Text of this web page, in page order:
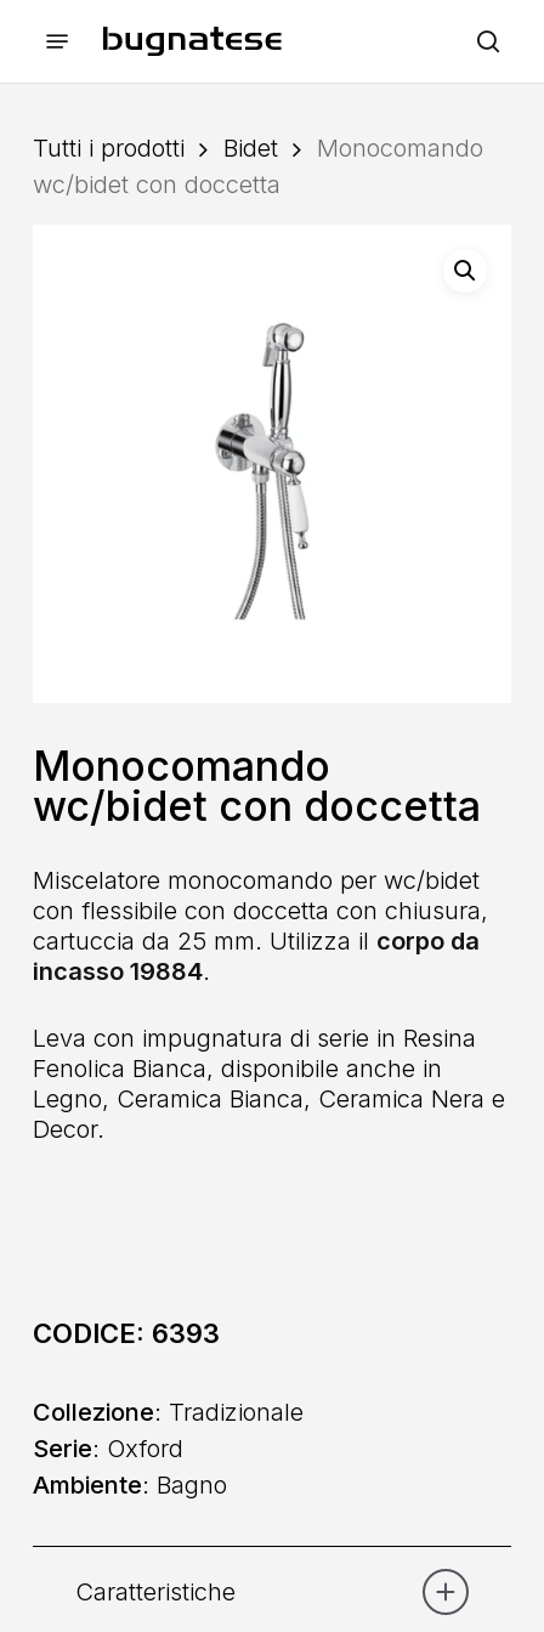
Menu
Tutti i prodotti Bidet
Monocomando
wc/bidet con doccetta
Monocomando
wc/bidet con doccetta
Miscelatore monocomando per wc/bidet
con flessibile con doccetta con chiusura,
cartuccia da 25 mm. Utilizza il corpo da
incasso 19884.
Leva con impugnatura di serie in Resina
Fenolica Bianca, disponibile anche in
Legno, Ceramica Bianca, Ceramica Nera e
Decor.
CODICE: 6393
Collezione: Tradizionale
Serie: Oxford
Ambiente: Bagno
Caratteristiche